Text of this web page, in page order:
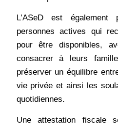
L’ASeD est également
personnes actives qui
pour être disponibles,
consacrer à leurs
préserver un équilibre
vie privée et ainsi les
quotidiennes.
Une attestation fiscale